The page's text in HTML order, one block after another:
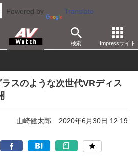
Powered by Translate
検索 Impressサイト
マートグラス
スのような次世代VRディス
山崎健太郎 2020年6月30日 12:19